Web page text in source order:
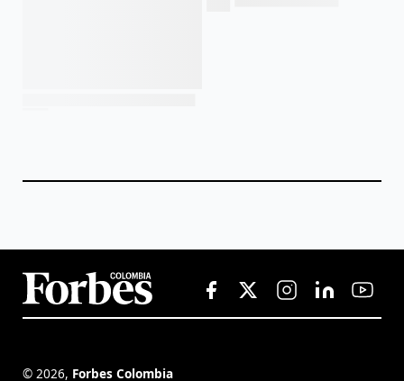
© 2026, Forbes Colombia